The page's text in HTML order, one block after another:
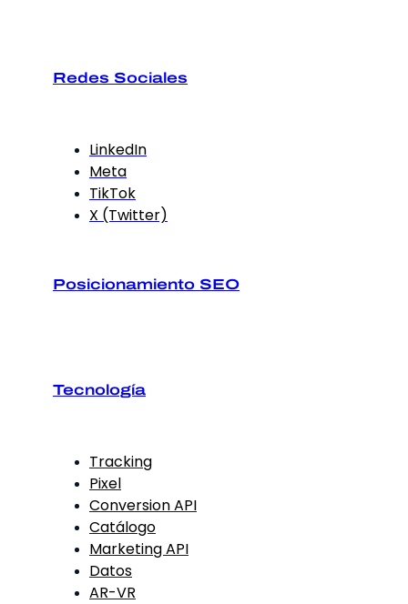
Redes Sociales
LinkedIn
Meta
TikTok
X (Twitter)
Posicionamiento SEO
Tecnología
Tracking
Pixel
Conversion API
Catálogo
Marketing API
Datos
AR-VR